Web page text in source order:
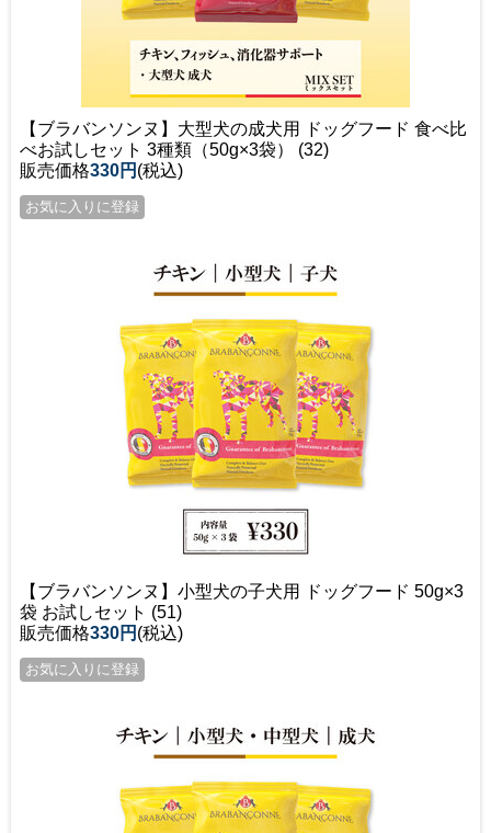
【ブラバンソンヌ】大型犬の成犬用 ドッグフード 食べ比
べお試しセット 3種類（50g×3袋） (32)
販売価格330円 (税込)
【ブラバンソンヌ】小型犬の子犬用 ドッグフード 50g×3
袋 お試しセット (51)
販売価格330円 (税込)